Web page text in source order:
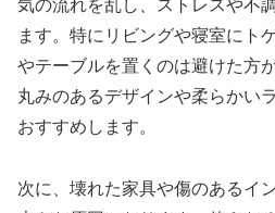
気の流れを乱し、ストレスや不
ます。特にリビングや寝室にト
やテーブルを置くのは避けた方
丸みのあるデザインや柔らかい
おすすめします。
次に、壊れた家具や傷のあるイ